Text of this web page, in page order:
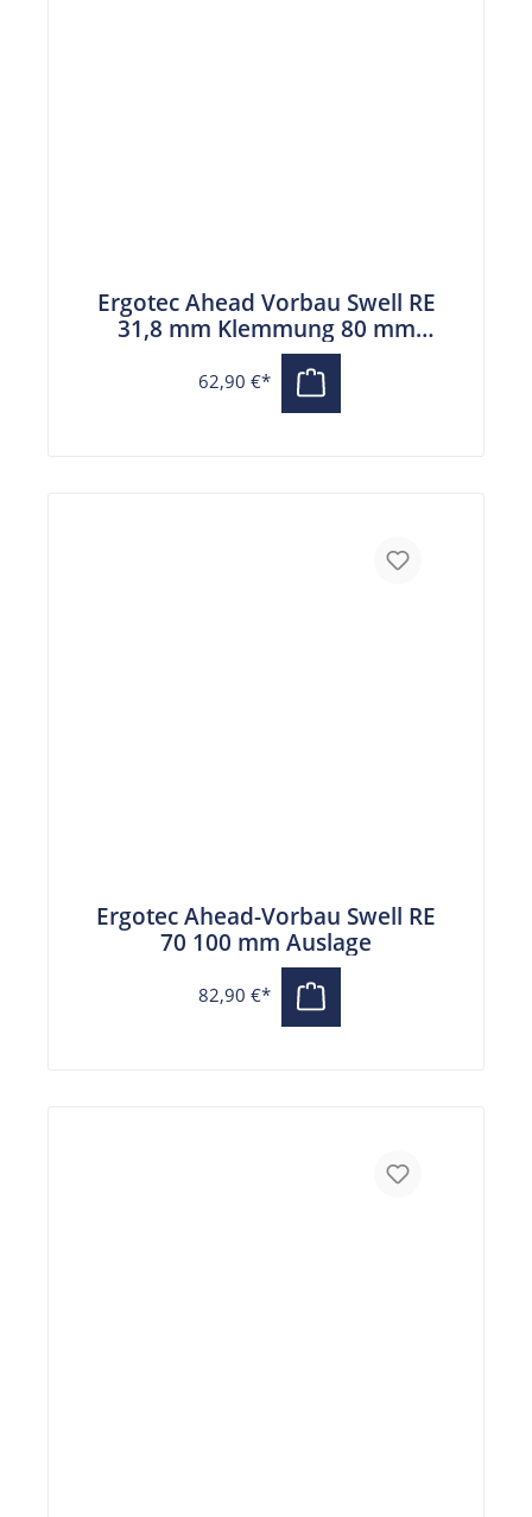
Ergotec Ahead Vorbau Swell RE
31,8 mm Klemmung 80 mm
Auslage schwarz
62,90 €*
Ergotec Ahead-Vorbau Swell RE
70 100 mm Auslage
82,90 €*